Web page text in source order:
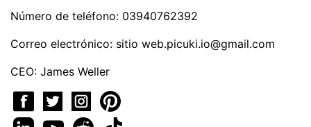
Número de teléfono: 03940762392
Correo electrónico: sitio web.picuki.io@gmail.com
CEO: James Weller